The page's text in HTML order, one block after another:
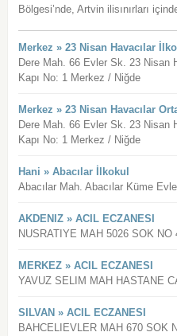
Bölgesi’nde, Artvin ilisınırları
Merkez » 23 Nisan Havacılar
Dere Mah. 66 Evler Sk. 23 Nisan
Kapı No: 1 Merkez / Niğde
Merkez » 23 Nisan Havacılar
Dere Mah. 66 Evler Sk. 23 Nisan
Kapı No: 1 Merkez / Niğde
Hani » Abacılar İlkokul
Abacılar Mah. Abacılar Küme
AKDENIZ » ACIL ECZANESI
NUSRATIYE MAH 5026 SOK NO
MERKEZ » ACIL ECZANESI
YAVUZ SELIM MAH HASTANE
SILVAN » ACIL ECZANESI
BAHCELIEVLER MAH 670 SOK